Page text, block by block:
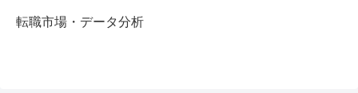
転職市場・データ分析